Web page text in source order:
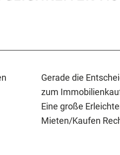
Gerade die
zum
Eine große
Mieten/Kaufen